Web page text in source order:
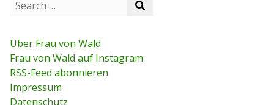
c
h
f
o
r
:
Über Frau von Wald
Frau von Wald auf Instagram
RSS-Feed abonnieren
Impressum
Datenschutz